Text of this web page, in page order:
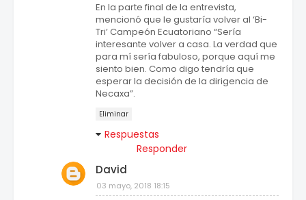
En la parte final de la entrevista,
mencionó que le gustaría volver al ‘Bi-
Tri’ Campeón Ecuatoriano “Sería
interesante volver a casa. La verdad que
para mí sería fabuloso, porque aquí me
siento bien. Como digo tendría que
esperar la decisión de la dirigencia de
Necaxa”.
Eliminar
Respuestas
Responder
David
03 mayo, 2018 18:15